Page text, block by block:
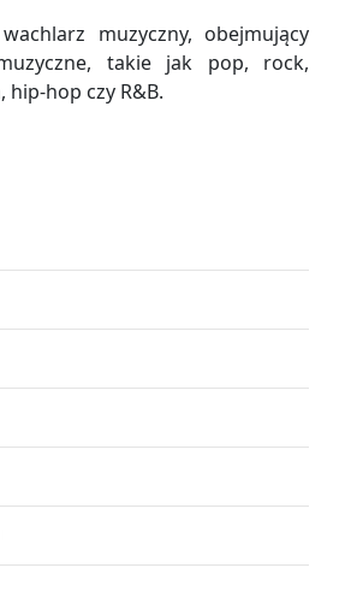
muzyczny, obejmujący
takie jak pop, rock,
hip-hop czy R&B.